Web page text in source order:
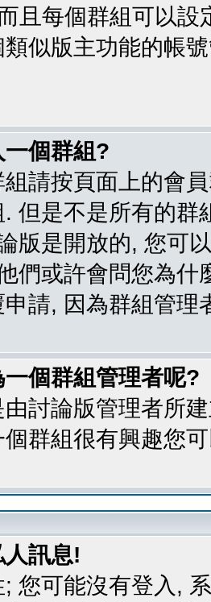
且每個群組可以
似版主功能的帳
個群組?
請按頁面上的會
但是不是所有的
版是開放的, 您可
們或許會問您為
請, 因為群組管理
個群組管理者呢?
討論版管理者所
群組很有興趣您
訊息!
您可能沒有登入,